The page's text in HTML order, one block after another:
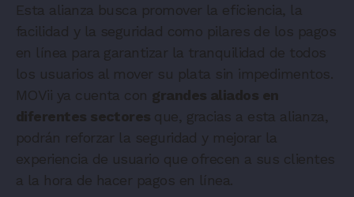
Esta alianza busca promover la eficiencia, la
facilidad y la seguridad como pilares de los pagos
en línea para garantizar la tranquilidad de todos
los usuarios al mover su plata sin impedimentos.
MOVii ya cuenta con grandes aliados en
diferentes sectores que, gracias a esta alianza,
podrán reforzar la seguridad y mejorar la
experiencia de usuario que ofrecen a sus clientes
a la hora de hacer pagos en línea.